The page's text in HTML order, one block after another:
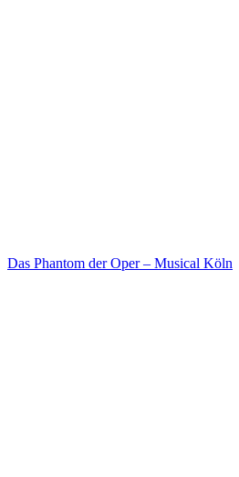
Das Phantom der Oper – Musical Köln